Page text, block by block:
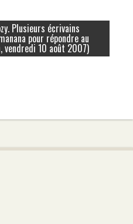
Plusieurs écrivains
pour répondre au
vendredi 10 août 2007)